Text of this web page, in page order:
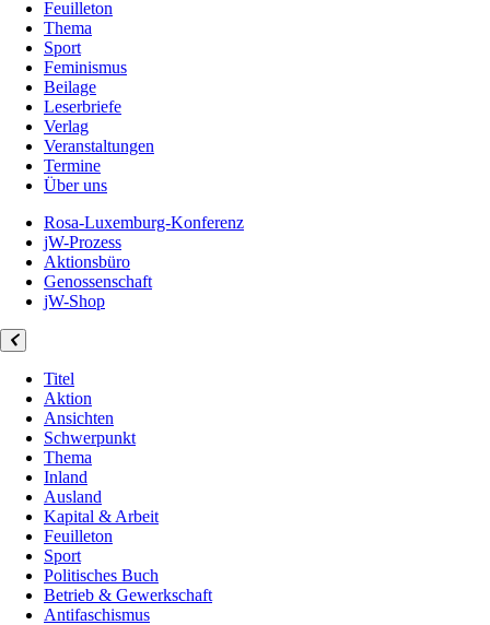
Feuilleton
Thema
Sport
Feminismus
Beilage
Leserbriefe
Verlag
Veranstaltungen
Termine
Über uns
Rosa-Luxemburg-Konferenz
jW-Prozess
Aktionsbüro
Genossenschaft
jW-Shop
Titel
Aktion
Ansichten
Schwerpunkt
Thema
Inland
Ausland
Kapital & Arbeit
Feuilleton
Sport
Politisches Buch
Betrieb & Gewerkschaft
Antifaschismus